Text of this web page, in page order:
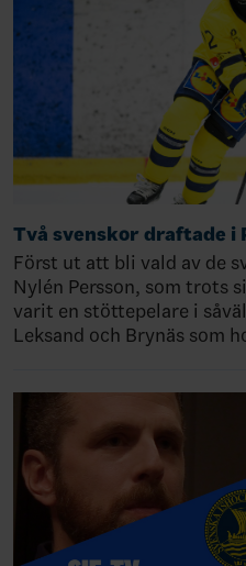
Två svenskor draftade i
Först ut att bli vald av de
Nylén Persson, som trots
varit en stöttepelare i
Leksand och Brynäs som